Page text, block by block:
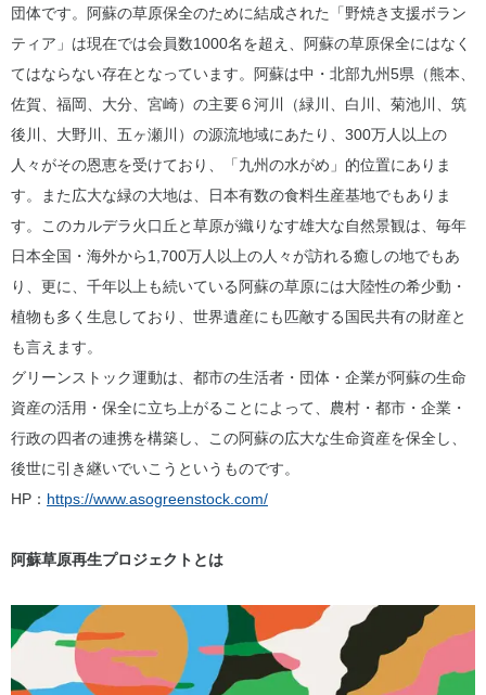
団体です。阿蘇の草原保全のために結成された「野焼き支援ボラン
ティア」は現在では会員数1000名を超え、阿蘇の草原保全にはなく
てはならない存在となっています。阿蘇は中・北部九州5県（熊本、
佐賀、福岡、大分、宮崎）の主要６河川（緑川、白川、菊池川、筑
後川、大野川、五ヶ瀬川）の源流地域にあたり、300万人以上の
人々がその恩恵を受けており、「九州の水がめ」的位置にありま
す。また広大な緑の大地は、日本有数の食料生産基地でもありま
す。このカルデラ火口丘と草原が織りなす雄大な自然景観は、毎年
日本全国・海外から1,700万人以上の人々が訪れる癒しの地でもあ
り、更に、千年以上も続いている阿蘇の草原には大陸性の希少動・
植物も多く生息しており、世界遺産にも匹敵する国民共有の財産と
も言えます。
グリーンストック運動は、都市の生活者・団体・企業が阿蘇の生命
資産の活用・保全に立ち上がることによって、農村・都市・企業・
行政の四者の連携を構築し、この阿蘇の広大な生命資産を保全し、
後世に引き継いでいこうというものです。
HP： https://www.asogreenstock.com/
阿蘇草原再生プロジェクトとは